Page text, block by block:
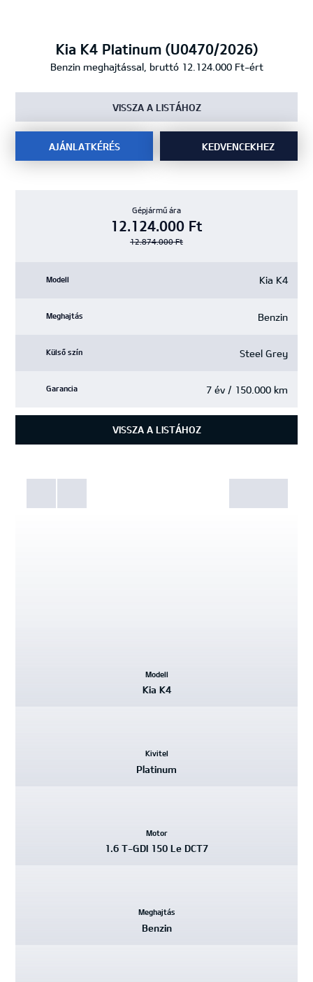
Kia K4 Platinum (U0470/2026)
Benzin meghajtással, bruttó 12.124.000 Ft-ért
VISSZA A LISTÁHOZ
AJÁNLATKÉRÉS KEDVENCEKHEZ
Gépjármű ára
12.124.000 Ft
12.874.000 Ft
Modell Kia K4
Meghajtás Benzin
Külső szín Steel Grey
Garancia 7 év / 150.000 km
VISSZA A LISTÁHOZ
Galéria
Modell
Kia K4
Kivitel
Platinum
Motor
1.6 T-GDI 150 Le DCT7
Meghajtás
Benzin